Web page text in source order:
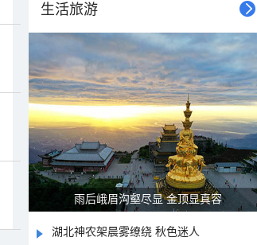
生活旅游
雨后峨眉沟壑尽显 金顶显真容
湖北神农架晨雾缭绕 秋色迷人